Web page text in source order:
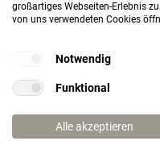
© 2026 Huber Naturstein®
Markt Schwaben bei
großartiges Webseiten-Erlebnis
von uns verwendeten Cookies
Notwendig
Funktional
Alle akzeptieren